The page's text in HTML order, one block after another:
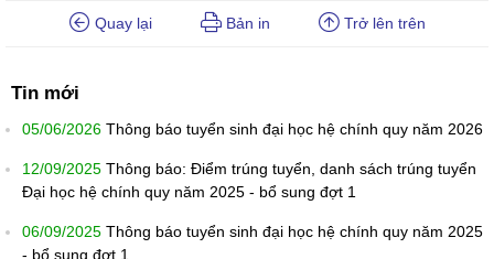
Quay lại Bản in Trở lên trên
Tin mới
05/06/2026 Thông báo tuyển sinh đại học hệ chính quy năm 2026
12/09/2025 Thông báo: Điểm trúng tuyển, danh sách trúng tuyển
Đại học hệ chính quy năm 2025 - bổ sung đợt 1
06/09/2025 Thông báo tuyển sinh đại học hệ chính quy năm 2025
- bổ sung đợt 1